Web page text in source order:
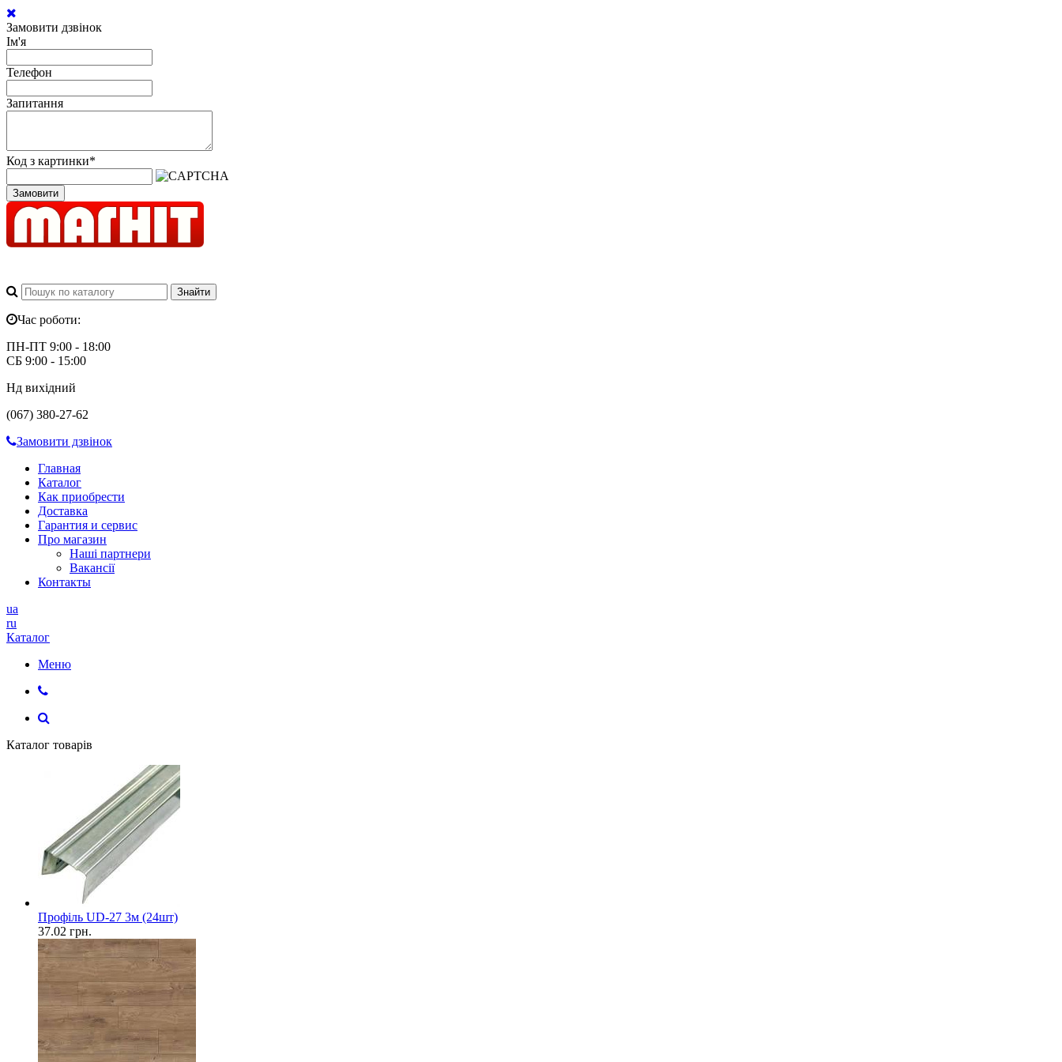
Замовити дзвінок
Ім'я
Телефон
Запитання
Код з картинки*
Замовити
Час роботи:
ПН-ПТ 9:00 - 18:00
СБ 9:00 - 15:00
Нд вихідний
(067) 380-27-62
Замовити дзвінок
Главная
Каталог
Как приобрести
Доставка
Гарантия и сервис
Про магазин
Наші партнери
Вакансії
Контакты
ua
ru
Каталог
Меню
Каталог товарів
Профіль UD-27 3м (24шт)
37.02 грн.